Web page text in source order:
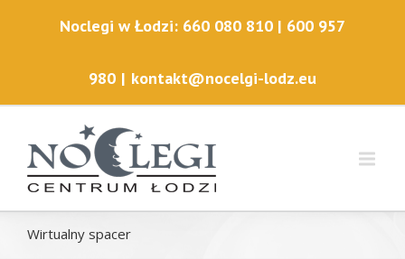
Noclegi w Łodzi: 660 080 810 | 600 957
980 | kontakt@nocelgi-lodz.eu
Wirtualny spacer